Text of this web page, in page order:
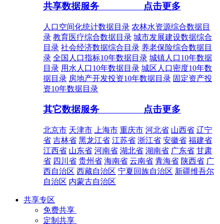
共享数据服务 点击更多
人口空间化统计数据目录 农林水资源综合数据目
录 教育医疗综合数据目录 城市发展建设数据综合
目录 社会经济数据综合目录 养老保险综合数据目
录 全国人口指标10年数据目录 城镇人口10年数据
目录 用水人口10年数据目录 城区人口密度10年数
据目录 房地产开发投资10年数据目录 固定资产投
资10年数据目录
其它数据服务 点击更多
北京市 天津市 上海市 重庆市 河北省 山西省 辽宁
省 吉林省 黑龙江省 江苏省 浙江省 安徽省 福建省
江西省 山东省 河南省 湖北省 湖南省 广东省 甘肃
省 四川省 贵州省 海南省 云南省 青海省 陕西省 广
西自治区 西藏自治区 宁夏回族自治区 新疆维吾尔
自治区 内蒙古自治区
共享专区
免费共享
定制共享